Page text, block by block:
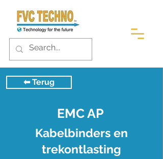
⬅︎ Terug
EMC AP
Kabelbinders en
trekontlasting